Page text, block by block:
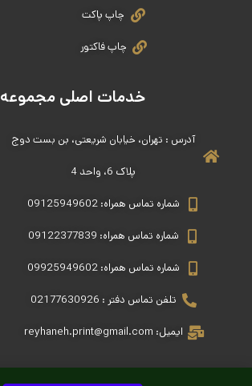
چاپ پاکت
چاپ فاکتور
خدمات اصلی مجموعه
آدرس : تهران، خیابان شریعتی، بن بست دوج
پلاک 6، واحد 4
شماره تماس همراه: 09125949602
شماره تماس همراه: 09122377839
شماره تماس همراه: 09925949602
تلفن تماس دفتر : 02177630926
ایمیل: reyhaneh.print@gmail.com